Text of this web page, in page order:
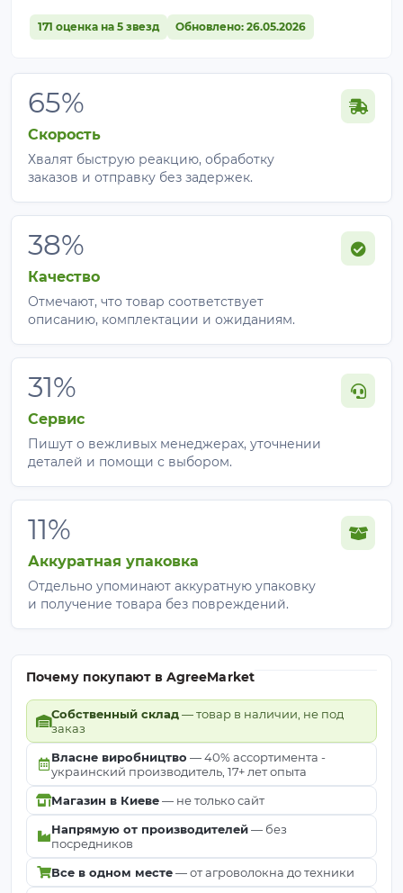
171 оценка на 5 звезд Обновлено: 26.05.2026
65%
Скорость
Хвалят быструю реакцию, обработку
заказов и отправку без задержек.
38%
Качество
Отмечают, что товар соответствует
описанию, комплектации и ожиданиям.
31%
Сервис
Пишут о вежливых менеджерах, уточнении
деталей и помощи с выбором.
11%
Аккуратная упаковка
Отдельно упоминают аккуратную упаковку
и получение товара без повреждений.
Почему покупают в AgreeMarket
Собственный склад— товар в наличии, не под
заказ
Власне виробництво — 40% ассортимента -
украинский производитель, 17+ лет опыта
Магазин в Киеве— не только сайт
Напрямую от производителей— без
посредников
Все в одном месте— от агроволокна до техники